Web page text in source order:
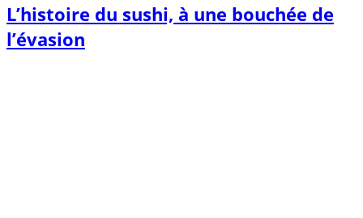
L’histoire du sushi, à une bouchée de
l’évasion